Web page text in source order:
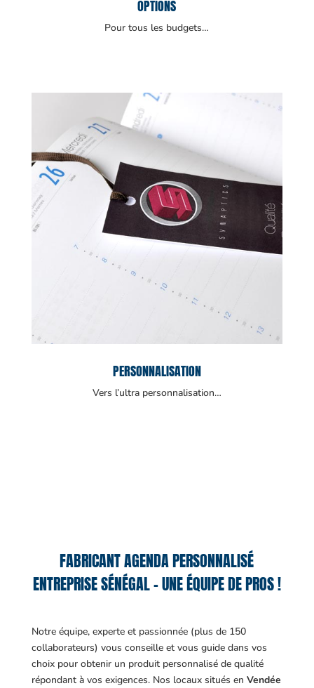
OPTIONS
Pour tous les budgets…
PERSONNALISATION
Vers l’ultra personnalisation…
FABRICANT AGENDA PERSONNALISÉ
ENTREPRISE SÉNÉGAL – UNE ÉQUIPE DE PROS !
Notre équipe, experte et passionnée (plus de 150
collaborateurs) vous conseille et vous guide dans vos
choix pour obtenir un produit personnalisé de qualité
répondant à vos exigences. Nos locaux situés en Vendée